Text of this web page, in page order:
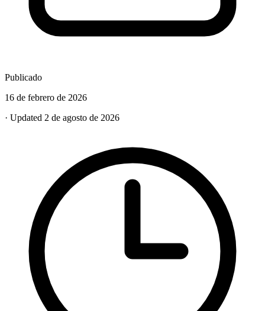
Publicado
16 de febrero de 2026
· Updated 2 de agosto de 2026